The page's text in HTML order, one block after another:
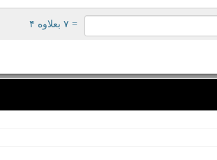
= ۷ بعلاوه ۴